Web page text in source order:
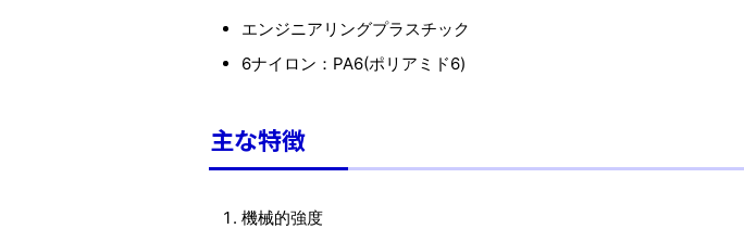
エンジニアリングプラスチック
6ナイロン：PA6(ポリアミド6)
主な特徴
機械的強度